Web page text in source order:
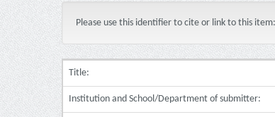
Please use this identifier to cite or link to this item:
Title:
Institution and School/Department of submitter: